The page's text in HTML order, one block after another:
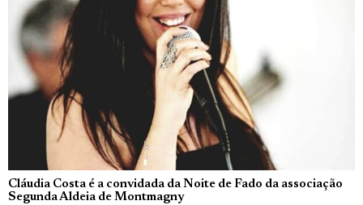
Cláudia Costa é a convidada da Noite de Fado da associação
Segunda Aldeia de Montmagny